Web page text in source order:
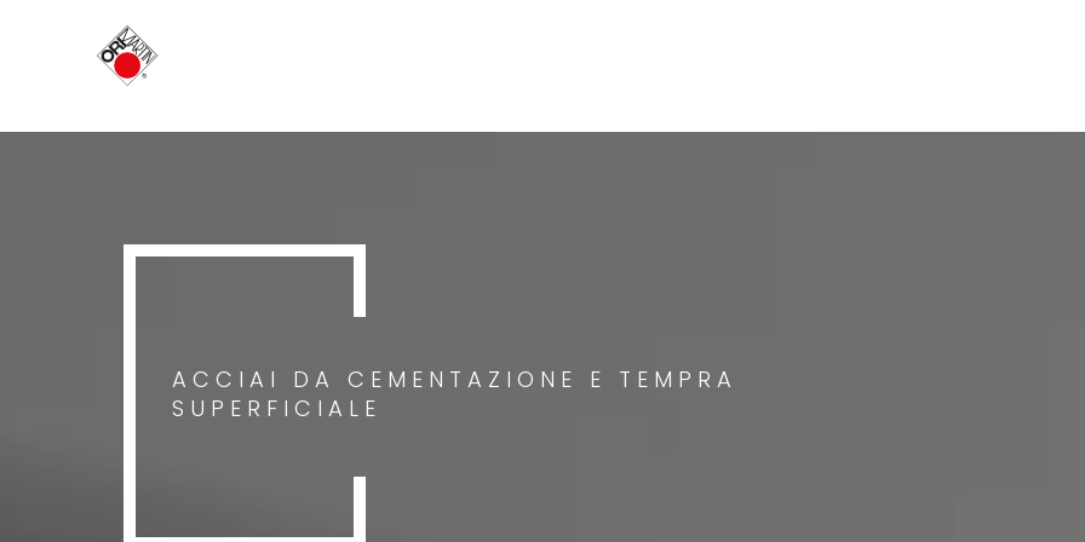
ACCIAI DA CEMENTAZIONE E TEMPRA
SUPERFICIALE